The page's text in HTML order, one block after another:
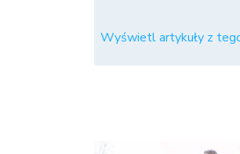
Wyświetl artykuły z